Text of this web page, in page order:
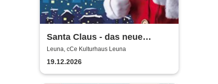
Santa Claus - das neue
Weihnachtsmusical (nicht
nur) für Kinder
Leuna, cCe Kulturhaus Leuna
19.12.2026